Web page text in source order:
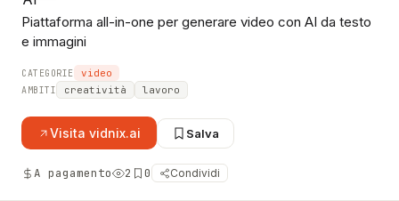
Piattaforma all-in-one per generare video con AI da testo
e immagini
CATEGORIE video
AMBITI creatività lavoro
Visita vidnix.ai Salva
A pagamento 2 0 Condividi